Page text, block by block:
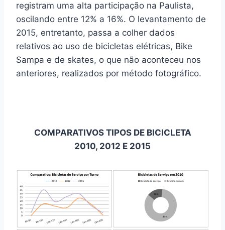
registram uma alta participação na Paulista,
oscilando entre 12% a 16%. O levantamento de
2015, entretanto, passa a colher dados
relativos ao uso de bicicletas elétricas, Bike
Sampa e de skates, o que não aconteceu nos
anteriores, realizados por método fotográfico.
COMPARATIVOS TIPOS DE BICICLETA
2010, 2012 E 2015